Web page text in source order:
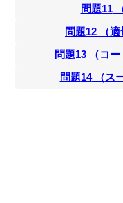
問題11
問題12 （適
問題13 （コ
問題14（ス